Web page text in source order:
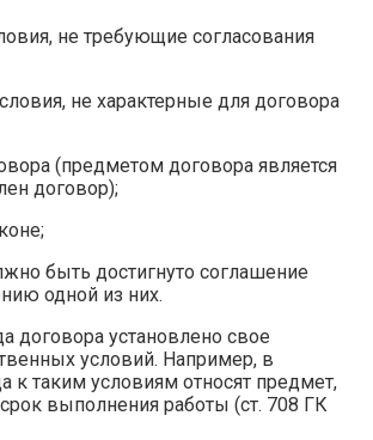
не требующие согласования
не характерные для договора
(предметом договора является
договор);
быть достигнуто соглашение
одной из них.
договора установлено свое
условий. Например, в
к таким условиям относят предмет,
выполнения работы (ст. 708 ГК